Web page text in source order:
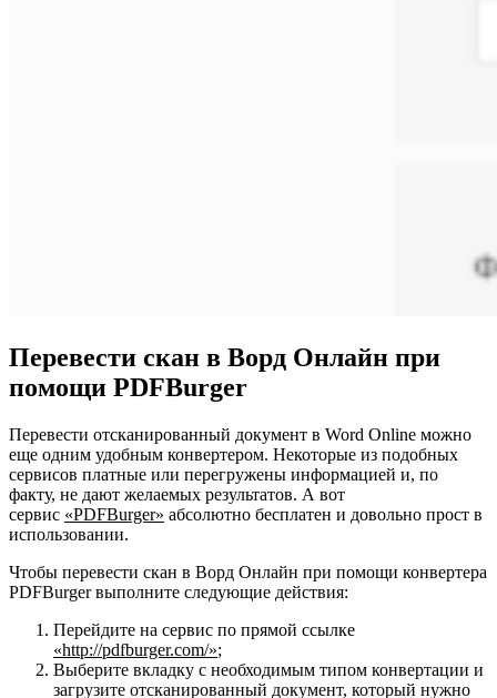
Перевести скан в Ворд Онлайн при
помощи PDFBurger
Перевести отсканированный документ в Word Online можно
еще одним удобным конвертером. Некоторые из подобных
сервисов платные или перегружены информацией и, по
факту, не дают желаемых результатов. А вот
сервис «PDFBurger» абсолютно бесплатен и довольно прост в
использовании.
Чтобы перевести скан в Ворд Онлайн при помощи конвертера
PDFBurger выполните следующие действия:
Перейдите на сервис по прямой ссылке
«http://pdfburger.com/»;
Выберите вкладку с необходимым типом конвертации и
загрузите отсканированный документ, который нужно